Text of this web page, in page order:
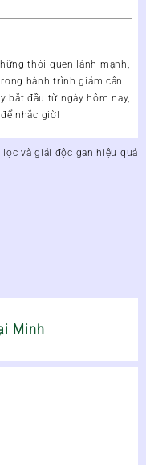
thói quen lành mạnh,
hành trìnhgiảm cân
bắt đầu từ ngày hôm nay,
nhắc giờ!
và giải độc gan hiệu quả
Minh